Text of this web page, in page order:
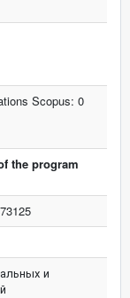
Scopus: 0
the program
и